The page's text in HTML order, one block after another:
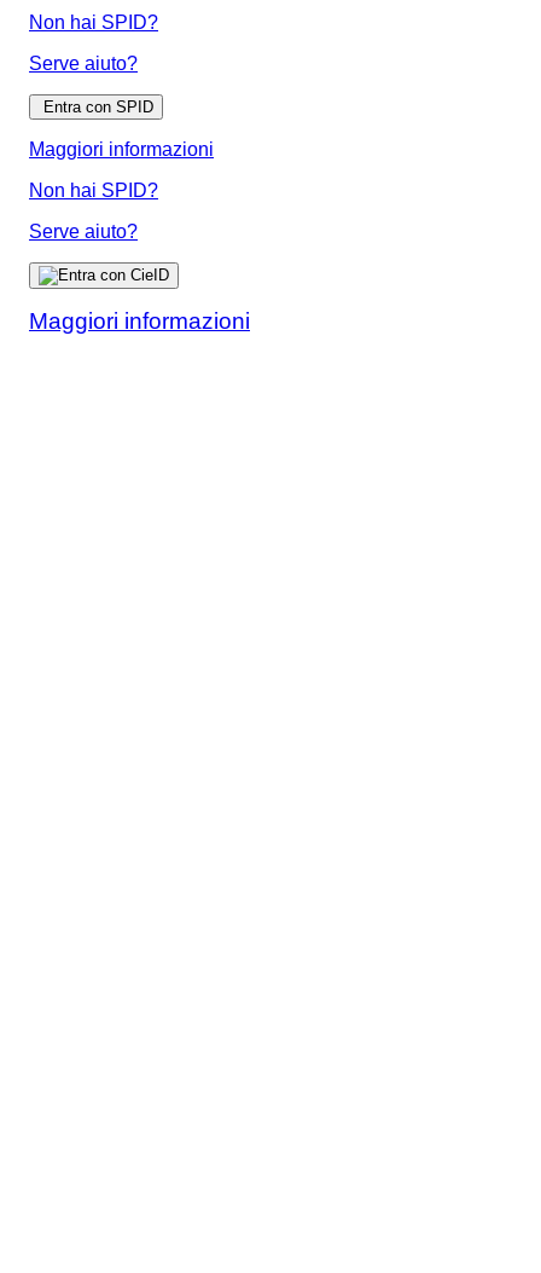
Non hai SPID?
Serve aiuto?
Entra con SPID
Maggiori informazioni
Non hai SPID?
Serve aiuto?
Maggiori informazioni